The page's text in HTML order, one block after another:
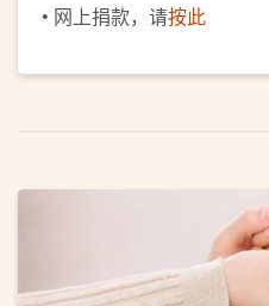
• 网上捐款，请按此